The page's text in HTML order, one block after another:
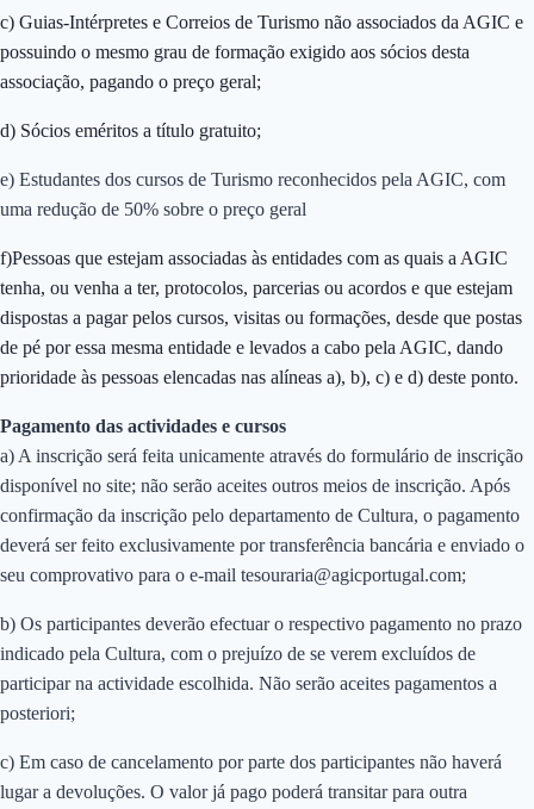
c) Guias-Intérpretes e Correios de Turismo não associados da AGIC e
possuindo o mesmo grau de formação exigido aos sócios desta
associação, pagando o preço geral;
d) Sócios eméritos a título gratuito;
e) Estudantes dos cursos de Turismo reconhecidos pela AGIC, com
uma redução de 50% sobre o preço geral
f)Pessoas que estejam associadas às entidades com as quais a AGIC
tenha, ou venha a ter, protocolos, parcerias ou acordos e que estejam
dispostas a pagar pelos cursos, visitas ou formações, desde que postas
de pé por essa mesma entidade e levados a cabo pela AGIC, dando
prioridade às pessoas elencadas nas alíneas a), b), c) e d) deste ponto.
Pagamento das actividades e cursos
a) A inscrição será feita unicamente através do formulário de inscrição
disponível no site; não serão aceites outros meios de inscrição. Após
confirmação da inscrição pelo departamento de Cultura, o pagamento
deverá ser feito exclusivamente por transferência bancária e enviado o
seu comprovativo para o e-mail tesouraria@agicportugal.com;
b) Os participantes deverão efectuar o respectivo pagamento no prazo
indicado pela Cultura, com o prejuízo de se verem excluídos de
participar na actividade escolhida. Não serão aceites pagamentos a
posteriori;
c) Em caso de cancelamento por parte dos participantes não haverá
lugar a devoluções. O valor já pago poderá transitar para outra